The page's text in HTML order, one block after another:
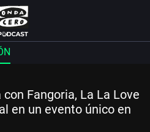
Fangoria, La La Love
en un evento único en